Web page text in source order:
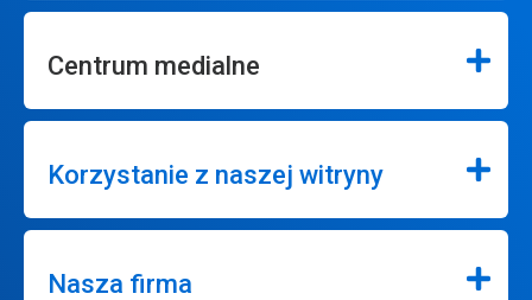
Centrum medialne
Korzystanie z naszej witryny
Nasza firma